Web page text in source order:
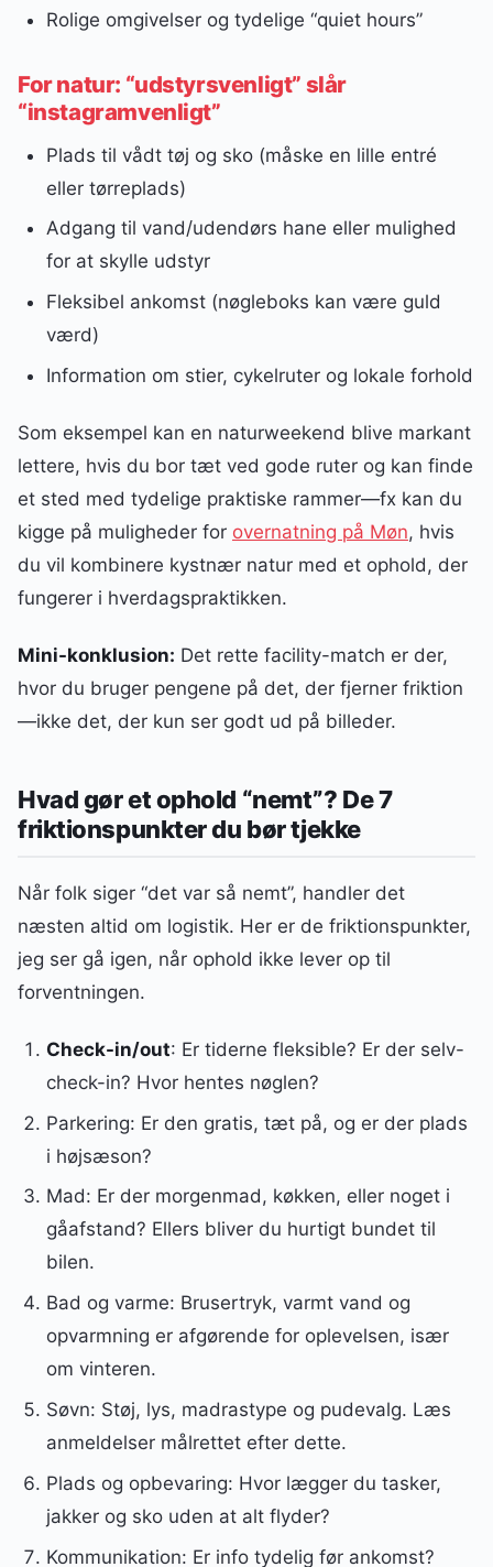
Rolige omgivelser og tydelige “quiet hours”
For natur: “udstyrsvenligt” slår
“instagramvenligt”
Plads til vådt tøj og sko (måske en lille entré
eller tørreplads)
Adgang til vand/udendørs hane eller mulighed
for at skylle udstyr
Fleksibel ankomst (nøgleboks kan være guld
værd)
Information om stier, cykelruter og lokale forhold
Som eksempel kan en naturweekend blive markant
lettere, hvis du bor tæt ved gode ruter og kan finde
et sted med tydelige praktiske rammer—fx kan du
kigge på muligheder for overnatning på Møn, hvis
du vil kombinere kystnær natur med et ophold, der
fungerer i hverdagspraktikken.
Mini-konklusion: Det rette facility-match er der,
hvor du bruger pengene på det, der fjerner friktion
—ikke det, der kun ser godt ud på billeder.
Hvad gør et ophold “nemt”? De 7
friktionspunkter du bør tjekke
Når folk siger “det var så nemt”, handler det
næsten altid om logistik. Her er de friktionspunkter,
jeg ser gå igen, når ophold ikke lever op til
forventningen.
Check-in/out: Er tiderne fleksible? Er der selv-
check-in? Hvor hentes nøglen?
Parkering: Er den gratis, tæt på, og er der plads
i højsæson?
Mad: Er der morgenmad, køkken, eller noget i
gåafstand? Ellers bliver du hurtigt bundet til
bilen.
Bad og varme: Brusertryk, varmt vand og
opvarmning er afgørende for oplevelsen, især
om vinteren.
Søvn: Støj, lys, madrastype og pudevalg. Læs
anmeldelser målrettet efter dette.
Plads og opbevaring: Hvor lægger du tasker,
jakker og sko uden at alt flyder?
Kommunikation: Er info tydelig før ankomst?